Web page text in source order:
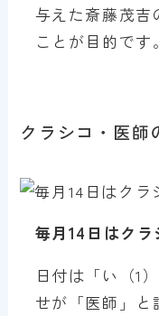
与えた斎藤茂吉
ことが目的です。
クラシコ・医師
毎月14日はクラ
日付は「い（1
せが「医師」